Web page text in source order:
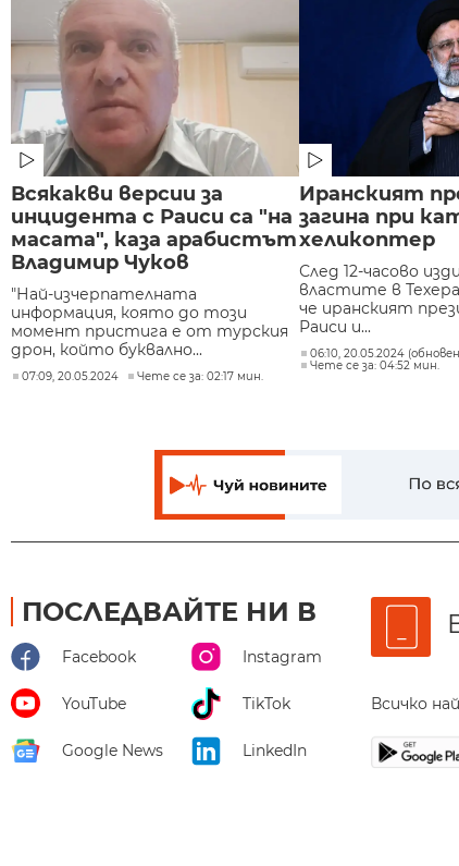
Всякакви версии за
инцидента с Раиси са "на
масата", каза арабистът
Владимир Чуков
"Най-изчерпателната
информация, която до този
момент пристига е от турския
дрон, който буквално...
07:09, 20.05.2024 Чете се за: 02:17 мин.
Иранският
загина при
хеликоптер
След 12-часово
властите в
че иранският
Раиси и...
06:10, 20.05.2024
Чете се за: 04:52 мин.
ПОСЛЕДВАЙТЕ НИ В
Facebook Instagram
YouTube TikTok
Google News LinkedIn
Всичко